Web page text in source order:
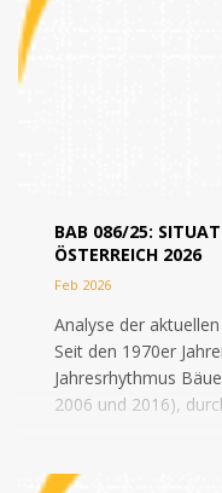
BAB 086/25:
ÖSTERREICH 2026
Feb 2026
Analyse der
Seit den 1970er
Jahresrhythmus
2006 und 2016),